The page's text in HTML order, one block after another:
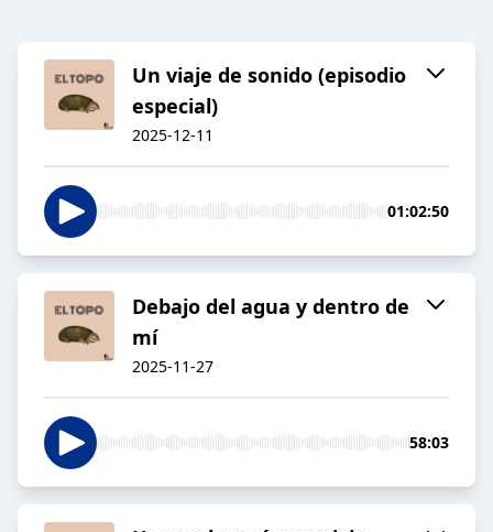
Un viaje de sonido (episodio
especial)
2025-12-11
01:02:50
Debajo del agua y dentro de
mí
2025-11-27
58:03